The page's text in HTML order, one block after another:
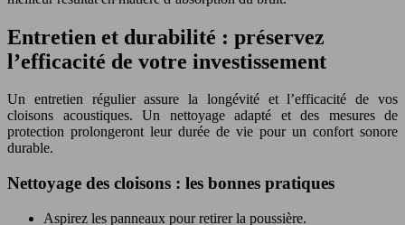
Entretien et durabilité : préservez
l’efficacité de votre investissement
Un entretien régulier assure la longévité et l’efficacité de vos
cloisons acoustiques. Un nettoyage adapté et des mesures de
protection prolongeront leur durée de vie pour un confort sonore
durable.
Nettoyage des cloisons : les bonnes pratiques
Aspirez les panneaux pour retirer la poussière.